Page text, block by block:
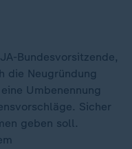
Bundesvorsitzende,
die Neugründung
Umbenennung
Sicher
geben soll.